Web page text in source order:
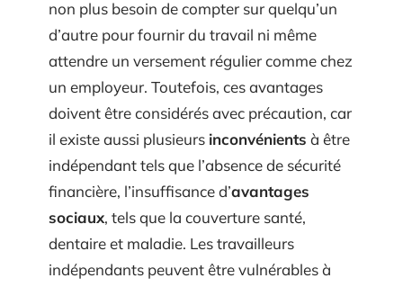
non plus besoin de compter sur quelqu’un
d’autre pour fournir du travail ni même
attendre un versement régulier comme chez
un employeur. Toutefois, ces avantages
doivent être considérés avec précaution, car
il existe aussi plusieurs inconvénients à être
indépendant tels que l’absence de sécurité
financière, l’insuffisance d’avantages
sociaux, tels que la couverture santé,
dentaire et maladie. Les travailleurs
indépendants peuvent être vulnérables à